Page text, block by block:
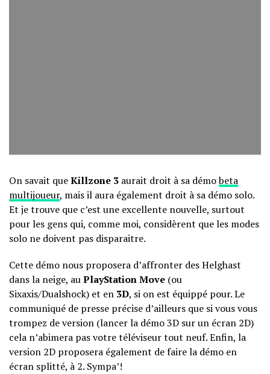
On savait queKillzone 3 aurait droit à sa démobeta
multijoueur, mais il aura également droit à sa démo solo.
Et je trouve que c’est une excellente nouvelle, surtout
pour les gens qui, comme moi, considèrent que les modes
solo ne doivent pas disparaitre.
Cette démo nous proposera d’affronter des Helghast
dans la neige, auPlayStation Move (ou
Sixaxis/Dualshock) et en 3D, si on est équippé pour. Le
communiqué de presse précise d’ailleurs que si vous vous
trompez de version (lancer la démo 3D sur un écran 2D)
cela n’abimera pas votre téléviseur tout neuf. Enfin, la
version 2D proposera également de faire la démo en
écran splitté, à 2. Sympa’!